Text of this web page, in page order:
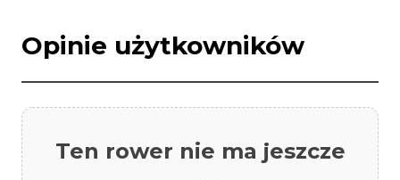
Opinie użytkowników
Ten rower nie ma jeszcze